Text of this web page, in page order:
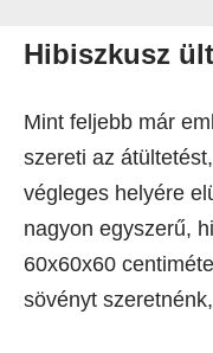
Hibiszkusz
Mint feljebb már
szereti az
végleges helyére
nagyon egyszerű,
60x60x60
sövényt